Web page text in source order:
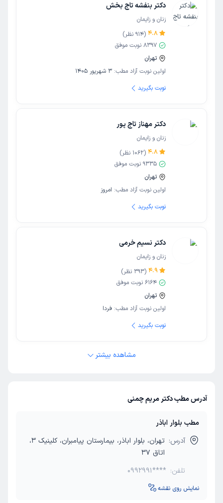
دکتر بنفشه تاج بخش
زنان و زایمان
4.8
(
914 نظر)
8397 نوبت موفق
تهران
اولین نوبت آزاد مطب: 3 شهریور 1405
نوبت بگیرید
دکتر مهناز تاج پور
زنان و زایمان
4.8
(
1062 نظر)
9335 نوبت موفق
تهران
اولین نوبت آزاد مطب: امروز
نوبت بگیرید
دکتر نسیم خرمی
زنان و زایمان
4.9
(
393 نظر)
6164 نوبت موفق
تهران
اولین نوبت آزاد مطب: فردا
نوبت بگیرید
مشاهده بیشتر
آدرس مطب دکتر مریم چمنی
مطب بلوار اباذر
آدرس:
تهران، بلوار اباذر، بیمارستان پیامبران، کلینیک 3،
اتاق 37
تلفن: 0992991****
نمایش روی نقشه